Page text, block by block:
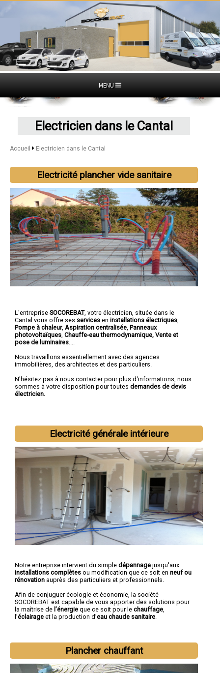
MENU
Electricien dans le Cantal
Accueil Electricien dans le Cantal
Electricité plancher vide sanitaire
L'entreprise SOCOREBAT, votre électricien , située dans le
Cantal vous offre ses services en installations électriques
Pompe à chaleur, Aspiration centralisée Panneaux
photovoltaïques Chauffe-eau thermodynamique, Vente et
pose de luminaires
Nous travaillons essentiellement avec des agences
immobilières, des architectes et des particuliers.
N'hésitez pas à nous contacter pour plus d'informations, nous
sommes à votre disposition pour toutes demandes de devis
électricien.
Electricité générale intérieure
Notre entreprise intervient du simple dépannage jusqu'aux
installations complètes ou modification que ce soit en neuf ou
rénovation auprès des particuliers et professionnels.
Afin de conjuguer écologie et économie, la société
SOCOREBAT est capable de vous apporter des solutions pour
la maîtrise de l’énergie que ce soit pour le chauffage,
l’éclairage et la production d’eau chaude sanitaire.
Plancher chauffant